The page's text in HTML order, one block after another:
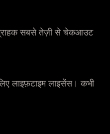
सबसे तेज़ी से चेकआउट
लाइफ़टाइम लाइसेंस। कभी